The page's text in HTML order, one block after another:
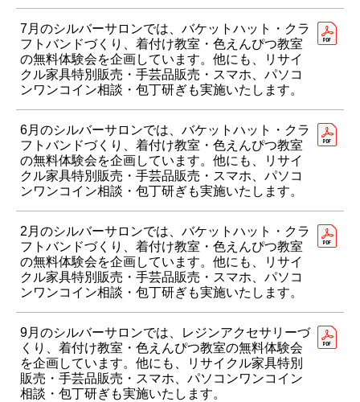
7月のシルバーサロンでは、バケットハット・クラ
フトバンドづくり、着付け教室・色えんぴつ教室
の無料体験会を企画しています。他にも、リサイ
クル家具特別販売・手芸品販売・スマホ、パソコ
ンワンコイン相談・包丁研ぎも実施いたします。
6月のシルバーサロンでは、バケットハット・クラ
フトバンドづくり、着付け教室・色えんぴつ教室
の無料体験会を企画しています。他にも、リサイ
クル家具特別販売・手芸品販売・スマホ、パソコ
ンワンコイン相談・包丁研ぎも実施いたします。
2月のシルバーサロンでは、バケットハット・クラ
フトバンドづくり、着付け教室・色えんぴつ教室
の無料体験会を企画しています。他にも、リサイ
クル家具特別販売・手芸品販売・スマホ、パソコ
ンワンコイン相談・包丁研ぎも実施いたします。
9月のシルバーサロンでは、レジンアクセサリーづ
くり、着付け教室・色えんぴつ教室の無料体験会
を企画しています。他にも、リサイクル家具特別
販売・手芸品販売・スマホ、パソコンワンコイン
相談・包丁研ぎも実施いたします。